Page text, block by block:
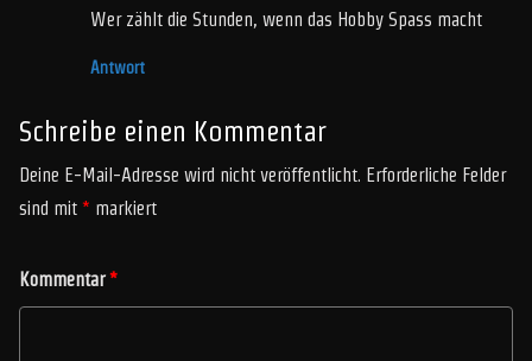
Wer zählt die Stunden, wenn das Hobby Spass macht
Antwort
Schreibe einen Kommentar
Deine E-Mail-Adresse wird nicht veröffentlicht. Erforderliche Felder
sind mit * markiert
Kommentar*